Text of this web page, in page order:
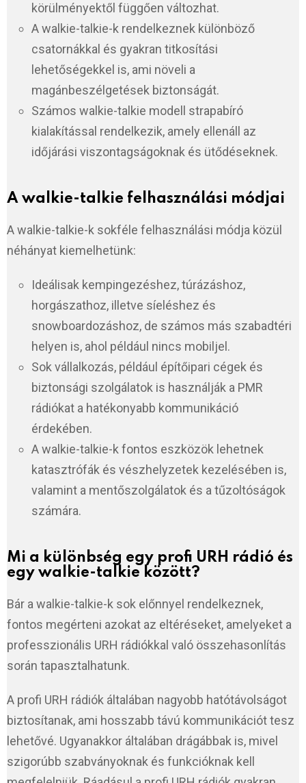
körülményektől függően változhat.
A walkie-talkie-k rendelkeznek különböző
csatornákkal és gyakran titkosítási
lehetőségekkel is, ami növeli a
magánbeszélgetések biztonságát.
Számos walkie-talkie modell strapabíró
kialakítással rendelkezik, amely ellenáll az
időjárási viszontagságoknak és ütődéseknek.
A walkie-talkie felhasználási módjai
A walkie-talkie-k sokféle felhasználási módja közül
néhányat kiemelhetünk:
Ideálisak kempingezéshez, túrázáshoz,
horgászathoz, illetve síeléshez és
snowboardozáshoz, de számos más szabadtéri
helyen is, ahol például nincs mobiljel.
Sok vállalkozás, például építőipari cégek és
biztonsági szolgálatok is használják a PMR
rádiókat a hatékonyabb kommunikáció
érdekében.
A walkie-talkie-k fontos eszközök lehetnek
katasztrófák és vészhelyzetek kezelésében is,
valamint a mentőszolgálatok és a tűzoltóságok
számára.
Mi a különbség egy profi URH rádió és
egy walkie-talkie között?
Bár a walkie-talkie-k sok előnnyel rendelkeznek,
fontos megérteni azokat az eltéréseket, amelyeket a
professzionális URH rádiókkal való összehasonlítás
során tapasztalhatunk.
A profi URH rádiók általában nagyobb hatótávolságot
biztosítanak, ami hosszabb távú kommunikációt tesz
lehetővé. Ugyanakkor általában drágábbak is, mivel
szigorúbb szabványoknak és funkcióknak kell